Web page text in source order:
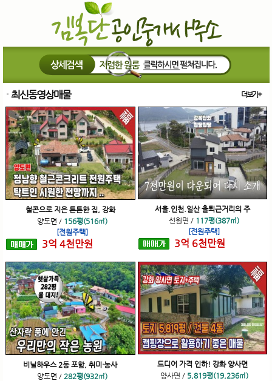
최신동영상매물 더보기+
철콘으로 지은 튼튼한 집, 강화
양도면 / 156평(516㎡)
[전원주택]
3억 4천만원
서울.인천.일산 출퇴근거리의 주
선원면 / 117평(387㎡)
[전원주택]
3억 6천만원
비닐하우스 2동 포함, 취미·농사
양도면 / 282평(932㎡)
드디어 가격 인하! 강화 양사면
양사면 / 5,819평(19,236㎡)